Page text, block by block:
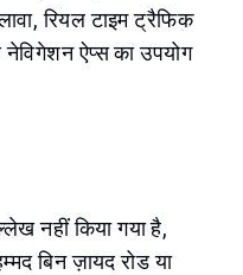
रियल टाइम ट्रैफिक
ऐप्स का उपयोग
नहीं किया गया है,
बिन ज़ायद रोड या